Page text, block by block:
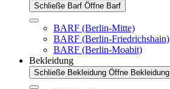
Schließe Barf Öffne Barf
BARF (Berlin-Mitte)
BARF (Berlin-Friedrichshain)
BARF (Berlin-Moabit)
Bekleidung
Schließe Bekleidung Öffne Bekleidung